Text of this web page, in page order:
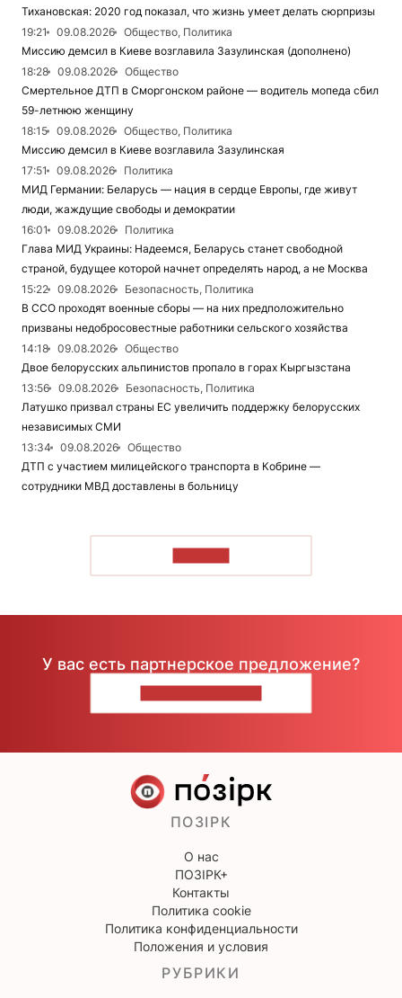
Тихановская: 2020 год показал, что жизнь умеет делать сюрпризы
19:21
09.08.2026
Общество, Политика
Миссию демсил в Киеве возглавила Зазулинская (дополнено)
18:28
09.08.2026
Общество
Смертельное ДТП в Сморгонском районе — водитель мопеда сбил
59-летнюю женщину
18:15
09.08.2026
Общество, Политика
Миссию демсил в Киеве возглавила Зазулинская
17:51
09.08.2026
Политика
МИД Германии: Беларусь — нация в сердце Европы, где живут
люди, жаждущие свободы и демократии
16:01
09.08.2026
Политика
Глава МИД Украины: Надеемся, Беларусь станет свободной
страной, будущее которой начнет определять народ, а не Москва
15:22
09.08.2026
Безопасность, Политика
В ССО проходят военные сборы — на них предположительно
призваны недобросовестные работники сельского хозяйства
14:18
09.08.2026
Общество
Двое белорусских альпинистов пропало в горах Кыргызстана
13:56
09.08.2026
Безопасность, Политика
Латушко призвал страны ЕС увеличить поддержку белорусских
независимых СМИ
13:34
09.08.2026
Общество
ДТП с участием милицейского транспорта в Кобрине —
сотрудники МВД доставлены в больницу
У вас есть партнерское предложение?
ПОЗІРК
О нас
ПОЗІРК+
Контакты
Политика cookie
Политика конфиденциальности
Положения и условия
РУБРИКИ